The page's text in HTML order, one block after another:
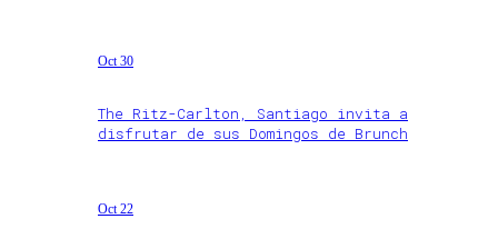
Oct 30
The Ritz-Carlton, Santiago invita a
disfrutar de sus Domingos de Brunch
Oct 22